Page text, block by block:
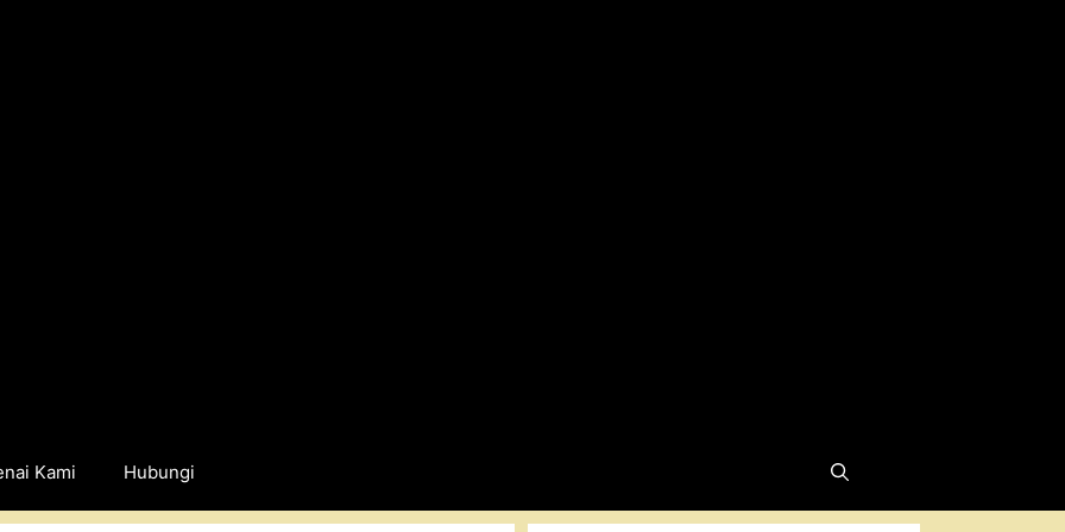
Kami Hubungi